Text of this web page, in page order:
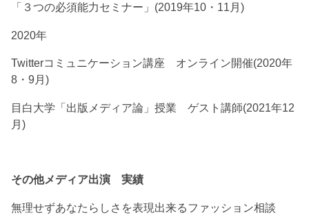
「３つの必須能力セミナー」(2019年10・11月)
2020年
Twitterコミュニケーション講座 オンライン開催(2020年
8・9月)
目白大学「出版メディア論」授業 ゲスト講師(2021年12
月)
その他メディア出演 実績
無理せずあなたらしさを表現出来るファッション相談